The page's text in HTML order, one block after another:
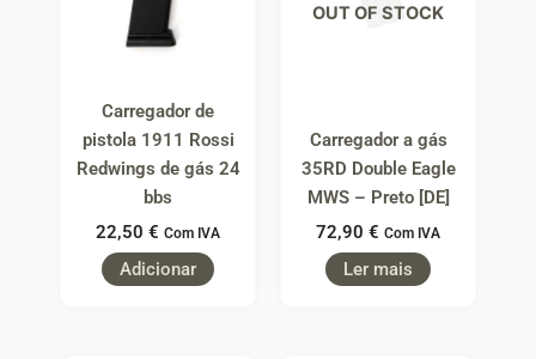
Carregador de
pistola 1911 Rossi
Redwings de gás 24
bbs
22,50 € Com IVA
Adicionar
OUT OF STOCK
Carregador a gás
35RD Double Eagle
MWS – Preto [DE]
72,90 € Com IVA
Ler mais